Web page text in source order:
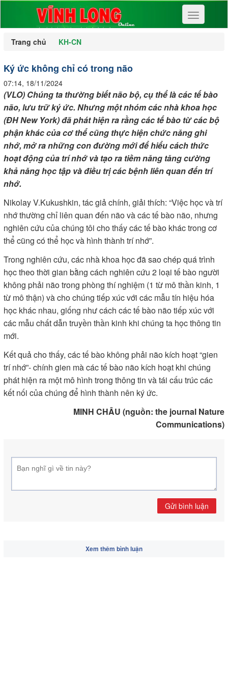
Toggle
navigation
Trang chủ
KH-CN
Ký ức không chỉ có trong não
07:14, 18/11/2024
(VLO) Chúng ta thường biết não bộ, cụ thể là các tế bào
não, lưu trữ ký ức. Nhưng một nhóm các nhà khoa học
(ĐH New York) đã phát hiện ra rằng các tế bào từ các bộ
phận khác của cơ thể cũng thực hiện chức năng ghi
nhớ, mở ra những con đường mới để hiểu cách thức
hoạt động của trí nhớ và tạo ra tiềm năng tăng cường
khả năng học tập và điều trị các bệnh liên quan đến trí
nhớ.
Nikolay V.Kukushkin, tác giả chính, giải thích: “Việc học và trí
nhớ thường chỉ liên quan đến não và các tế bào não, nhưng
nghiên cứu của chúng tôi cho thấy các tế bào khác trong cơ
thể cũng có thể học và hình thành trí nhớ”.
Trong nghiên cứu, các nhà khoa học đã sao chép quá trình
học theo thời gian bằng cách nghiên cứu 2 loại tế bào người
không phải não trong phòng thí nghiệm (1 từ mô thần kinh, 1
từ mô thận) và cho chúng tiếp xúc với các mẫu tín hiệu hóa
học khác nhau, giống như cách các tế bào não tiếp xúc với
các mẫu chất dẫn truyền thần kinh khi chúng ta học thông tin
mới.
Kết quả cho thấy, các tế bào không phải não kích hoạt “gien
trí nhớ”- chính gien mà các tế bào não kích hoạt khi chúng
phát hiện ra một mô hình trong thông tin và tái cấu trúc các
kết nối của chúng để hình thành nên ký ức.
MINH CHÂU (nguồn: the journal Nature
Communications)
Gửi bình luận
Xem thêm bình luận